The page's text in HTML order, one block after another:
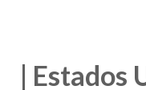
| Estados